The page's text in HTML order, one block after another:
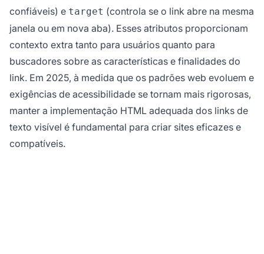
confiáveis) e target (controla se o link abre na mesma
janela ou em nova aba). Esses atributos proporcionam
contexto extra tanto para usuários quanto para
buscadores sobre as características e finalidades do
link. Em 2025, à medida que os padrões web evoluem e
exigências de acessibilidade se tornam mais rigorosas,
manter a implementação HTML adequada dos links de
texto visível é fundamental para criar sites eficazes e
compatíveis.